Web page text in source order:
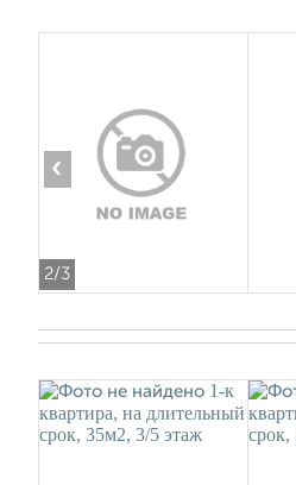
2/3
‹